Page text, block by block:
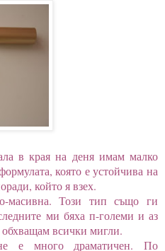
в края на деня имам малко
която е устойчива на
който я взех.
масивна. Този тип също ги
ми бяха п-големи и аз
всички мигли.
е много драматичен. По